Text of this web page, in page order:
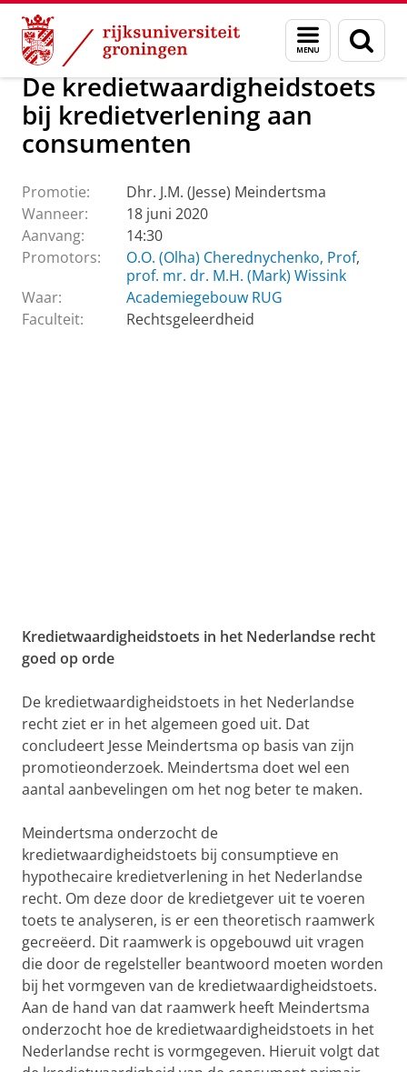
Skip
Content
Skip
Navigation
Menu
en
zoeken
Over ons Actueel Evenementen Promoties
De kredietwaardigheidstoets
bij kredietverlening aan
consumenten
Promotie:
Dhr. J.M. (Jesse) Meindertsma
Wanneer:
18 juni 2020
Aanvang:
14:30
Promotors:
O.O. (Olha) Cherednychenko, Prof,
prof. mr. dr. M.H. (Mark) Wissink
Waar:
Academiegebouw RUG
Faculteit:
Rechtsgeleerdheid
Kredietwaardigheidstoets in het Nederlandse recht
goed op orde
De kredietwaardigheidstoets in het Nederlandse
recht ziet er in het algemeen goed uit. Dat
concludeert Jesse Meindertsma op basis van zijn
promotieonderzoek. Meindertsma doet wel een
aantal aanbevelingen om het nog beter te maken.
Meindertsma onderzocht de
kredietwaardigheidstoets bij consumptieve en
hypothecaire kredietverlening in het Nederlandse
recht. Om deze door de kredietgever uit te voeren
toets te analyseren, is er een theoretisch raamwerk
gecreëerd. Dit raamwerk is opgebouwd uit vragen
die door de regelsteller beantwoord moeten worden
bij het vormgeven van de kredietwaardigheidstoets.
Aan de hand van dat raamwerk heeft Meindertsma
onderzocht hoe de kredietwaardigheidstoets in het
Nederlandse recht is vormgegeven. Hieruit volgt dat